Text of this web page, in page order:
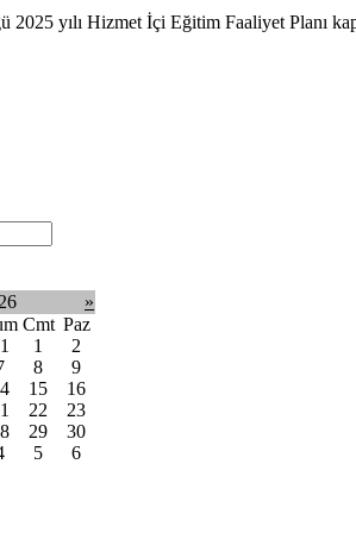
yılı Hizmet İçi Eğitim Faaliyet Planı
»
Cmt Paz
1
2
8
9
15
16
22
23
29
30
5 6